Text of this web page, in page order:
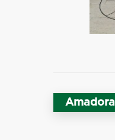
Amadora